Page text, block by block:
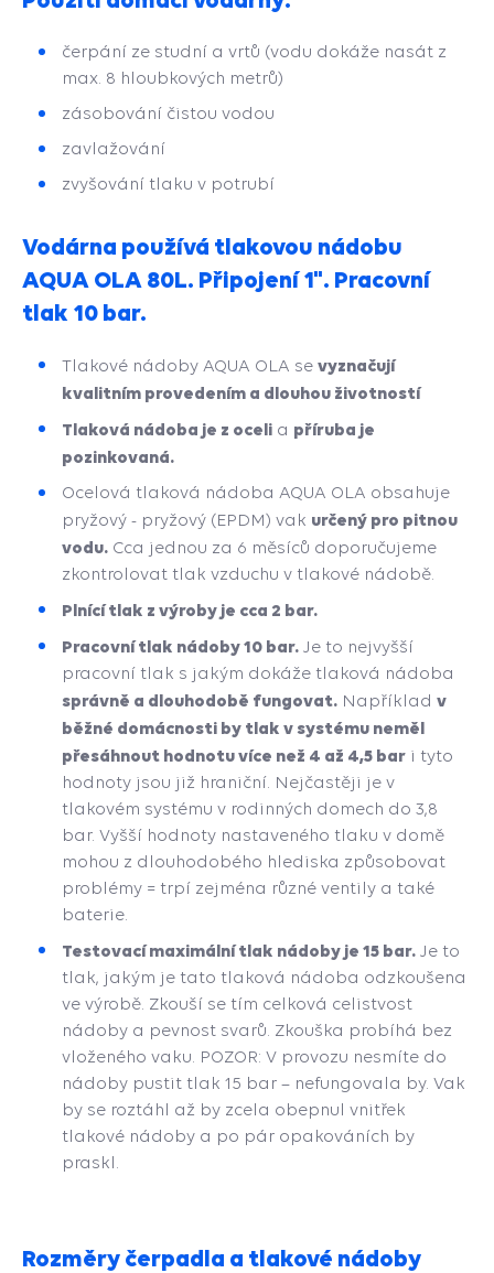
čerpání ze studní a vrtů (vodu dokáže nasát z
max. 8 hloubkových metrů)
zásobování čistou vodou
zavlažování
zvyšování tlaku v potrubí
Vodárna používá tlakovou nádobu
AQUA OLA 80L. Připojení 1". Pracovní
tlak 10 bar.
Tlakové nádoby AQUA OLA se vyznačují
kvalitním provedením a dlouhou životností
Tlaková nádoba je z oceli a příruba je
pozinkovaná.
Ocelová tlaková nádoba AQUA OLA obsahuje
pryžový - pryžový (EPDM) vak určený pro pitnou
vodu. Cca jednou za 6 měsíců doporučujeme
zkontrolovat tlak vzduchu v tlakové nádobě.
Plnící tlak z výroby je cca 2 bar.
Pracovní tlak nádoby 10 bar. Je to nejvyšší
pracovní tlak s jakým dokáže tlaková nádoba
správně a dlouhodobě fungovat. Například v
běžné domácnosti by tlak v systému neměl
přesáhnout hodnotu více než 4 až 4,5 bar i tyto
hodnoty jsou již hraniční. Nejčastěji je v
tlakovém systému v rodinných domech do 3,8
bar. Vyšší hodnoty nastaveného tlaku v domě
mohou z dlouhodobého hlediska způsobovat
problémy = trpí zejména různé ventily a také
baterie.
Testovací maximální tlak nádoby je 15 bar. Je to
tlak, jakým je tato tlaková nádoba odzkoušena
ve výrobě. Zkouší se tím celková celistvost
nádoby a pevnost svarů. Zkouška probíhá bez
vloženého vaku. POZOR: V provozu nesmíte do
nádoby pustit tlak 15 bar – nefungovala by. Vak
by se roztáhl až by zcela obepnul vnitřek
tlakové nádoby a po pár opakováních by
praskl.
Rozměry čerpadla a tlakové nádoby